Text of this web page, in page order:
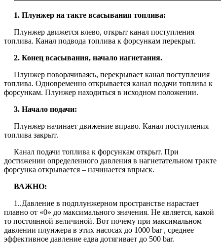
1. Плунжер на такте всасывания топлива:
Плунжер движется влево, открыт канал поступления
топлива. Канал подвода топлива к форсункам перекрыт.
2. Конец всасывания, начало нагнетания.
Плунжер поворачиваясь, перекрывает канал поступления
топлива. Одновременно открывается канал подачи топлива к
форсункам. Плунжер находиться в исходном положении.
3. Начало подачи:
Плунжер начинает движение вправо. Канал поступления
топлива закрыт.
Канал подачи топлива к форсункам открыт. При
достижении определенного давления в нагнетательном тракте
форсунка открывается – начинается впрыск.
ВАЖНО:
1..Давление в подплунжерном пространстве нарастает
плавно от «0» до максимального значения. Не является, какой
то постоянной величиной. Вот почему при максимальном
давлении плунжера в этих насосах до 1000 bar , среднее
эффективное давление едва дотягивает до 500 bar.